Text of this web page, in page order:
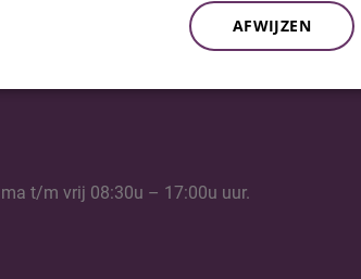
t/m vrij 08:30u – 17:00u uur.
AFWIJZEN